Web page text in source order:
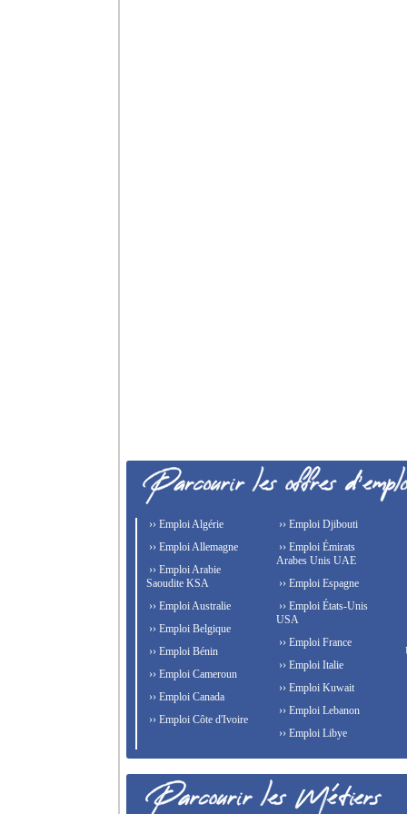
›› Emploi Algérie
›› Emploi Allemagne
›› Emploi Arabie
Saoudite KSA
›› Emploi Australie
›› Emploi Belgique
›› Emploi Bénin
›› Emploi Cameroun
›› Emploi Canada
›› Emploi Côte d'Ivoire
›› Emploi Djibouti
›› Emploi Émirats
Arabes Unis UAE
›› Emploi Espagne
›› Emploi États-Unis
USA
›› Emploi France
›› Emploi Italie
›› Emploi Kuwait
›› Emploi Lebanon
›› Emploi Libye